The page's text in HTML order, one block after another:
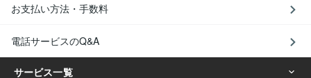
お支払い方法・手数料
電話サービスのQ&A